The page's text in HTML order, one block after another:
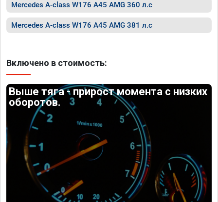
Mercedes A-class W176 A45 AMG 360 л.с
Mercedes A-class W176 A45 AMG 381 л.с
Включено в стоимость:
Выше тяга - прирост момента с низких
оборотов.